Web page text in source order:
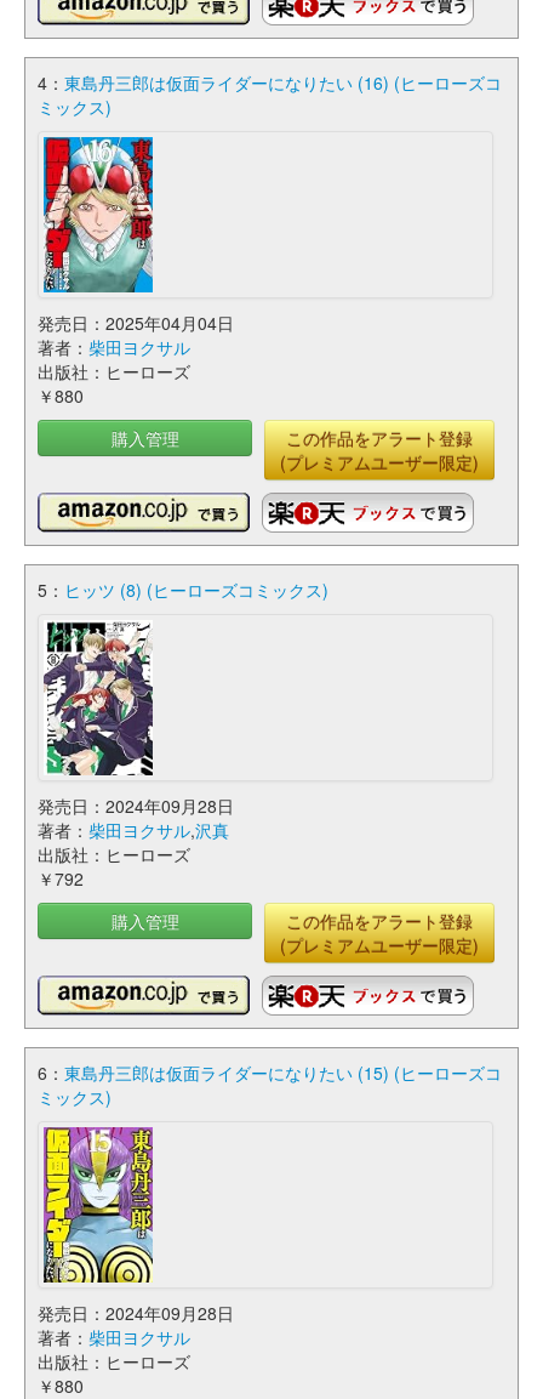
4： 東島丹三郎は仮面ライダーになりたい (16) (ヒーローズコ
ミックス)
発売日：2025年04月04日
著者： 柴田ヨクサル
出版社：ヒーローズ
￥880
購入管理
この作品をアラート登録
(プレミアムユーザー限定)
5： ヒッツ (8) (ヒーローズコミックス)
発売日：2024年09月28日
著者： 柴田ヨクサル,沢真
出版社：ヒーローズ
￥792
購入管理
この作品をアラート登録
(プレミアムユーザー限定)
6： 東島丹三郎は仮面ライダーになりたい (15) (ヒーローズコ
ミックス)
発売日：2024年09月28日
著者： 柴田ヨクサル
出版社：ヒーローズ
￥880